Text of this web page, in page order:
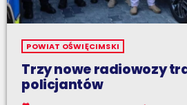
POWIAT OŚWIĘCIMSKI
Trzy nowe radiowozy
policjantów